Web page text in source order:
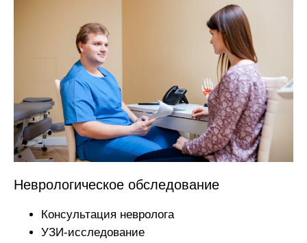
Неврологическое обследование
Консультация невролога
УЗИ-исследование